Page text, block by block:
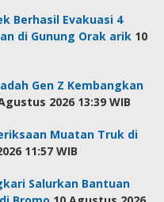
Berhasil Evakuasi 4
di Gunung Orak arik 10
Gen Z Kembangkan
2026 13:39 WIB
Muatan Truk di
11:57 WIB
Salurkan Bantuan